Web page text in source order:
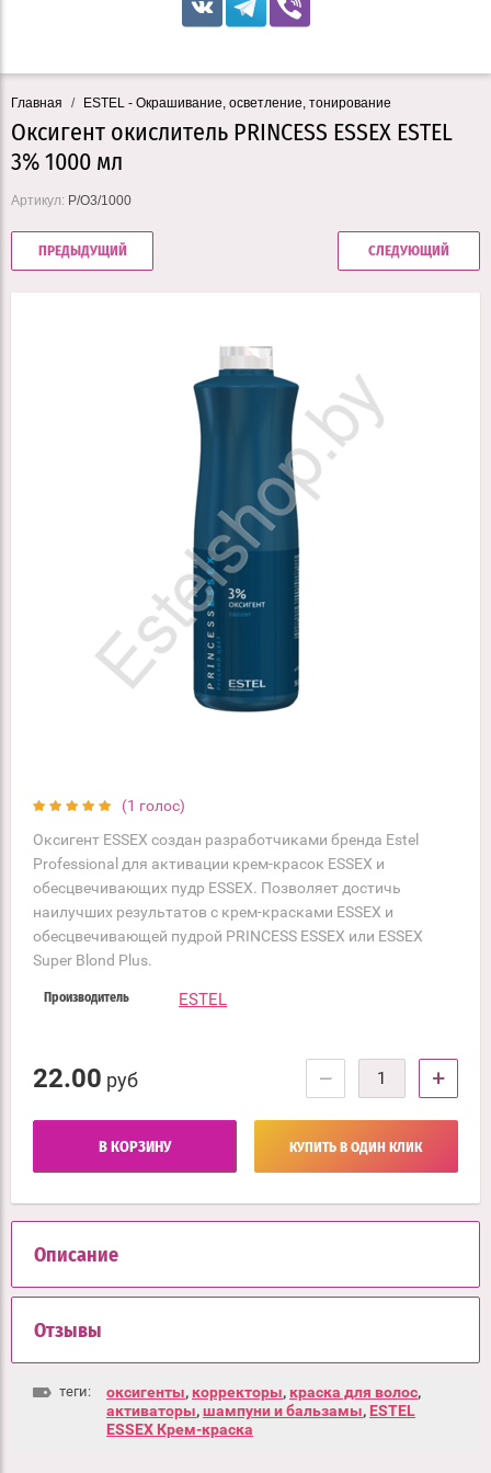
Главная / ESTEL - Окрашивание, осветление, тонирование
Оксигент окислитель PRINCESS ESSEX ESTEL
3% 1000 мл
Артикул: P/O3/1000
ПРЕДЫДУЩИЙ СЛЕДУЮЩИЙ
(1 голос)
Оксигент ESSEX создан разработчиками бренда Estel
Professional для активации крем-красок ESSEX и
обесцвечивающих пудр ESSEX. Позволяет достичь
наилучших результатов с крем-красками ESSEX и
обесцвечивающей пудрой PRINCESS ESSEX или ESSEX
Super Blond Plus.
Производитель ESTEL
22.00 руб − +
В КОРЗИНУ КУПИТЬ В ОДИН КЛИК
Описание
Отзывы
теги: оксигенты, корректоры, краска для волос,
активаторы,шампуни и бальзамы, ESTEL
ESSEX Крем-краска